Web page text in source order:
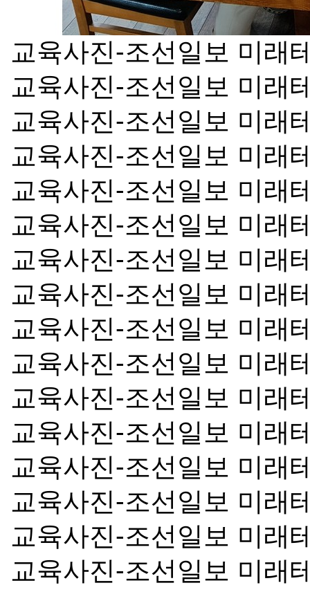
교육사진-조선일보 미래
교육사진-조선일보 미래
교육사진-조선일보 미래
교육사진-조선일보 미래
교육사진-조선일보 미래
교육사진-조선일보 미래
교육사진-조선일보 미래
교육사진-조선일보 미래
교육사진-조선일보 미래
교육사진-조선일보 미래
교육사진-조선일보 미래
교육사진-조선일보 미래
교육사진-조선일보 미래
교육사진-조선일보 미래
교육사진-조선일보 미래
교육사진-조선일보 미래